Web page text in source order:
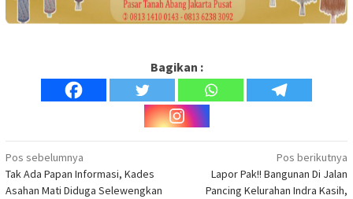
Bagikan :
Navigasi
pos
Pos sebelumnya
Tak Ada Papan Informasi, Kades
Asahan Mati Diduga Selewengkan
Pos berikutnya
Lapor Pak!! Bangunan Di Jalan
Pancing Kelurahan Indra Kasih,